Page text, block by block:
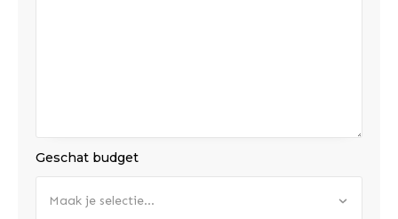
Geschat budget
Maak je selectie...